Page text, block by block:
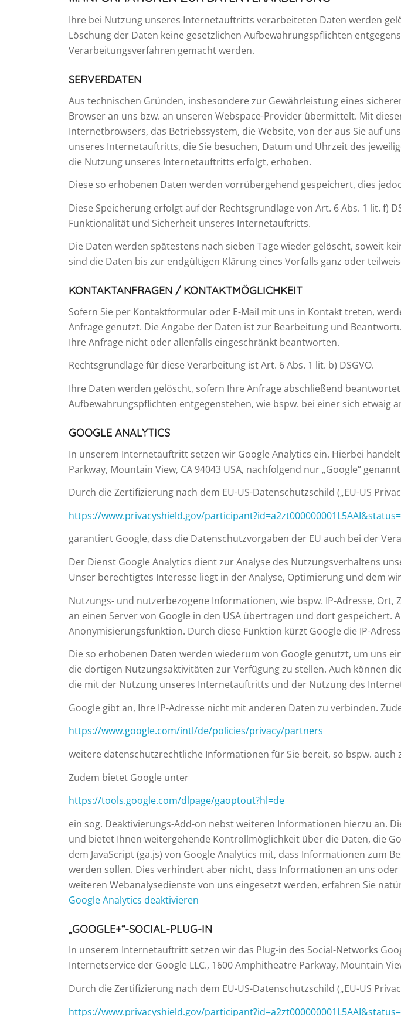
Ihre bei Nutzung unseres Internetauftritts verarbeiteten Daten werden
Löschung der Daten keine gesetzlichen Aufbewahrungspflichten
Verarbeitungsverfahren gemacht werden.
SERVERDATEN
Aus technischen Gründen, insbesondere zur Gewährleistung eines
Browser an uns bzw. an unseren Webspace-Provider übermittelt. Mit
Internetbrowsers, das Betriebssystem, die Website, von der aus Sie auf
unseres Internetauftritts, die Sie besuchen, Datum und Uhrzeit des
die Nutzung unseres Internetauftritts erfolgt, erhoben.
Diese so erhobenen Daten werden vorrübergehend gespeichert, dies
Diese Speicherung erfolgt auf der Rechtsgrundlage von Art. 6 Abs. 1 lit. f)
Funktionalität und Sicherheit unseres Internetauftritts.
Die Daten werden spätestens nach sieben Tage wieder gelöscht, soweit
sind die Daten bis zur endgültigen Klärung eines Vorfalls ganz oder
KONTAKTANFRAGEN / KONTAKTMÖGLICHKEIT
Sofern Sie per Kontaktformular oder E-Mail mit uns in Kontakt treten,
Anfrage genutzt. Die Angabe der Daten ist zur Bearbeitung und
Ihre Anfrage nicht oder allenfalls eingeschränkt beantworten.
Rechtsgrundlage für diese Verarbeitung ist Art. 6 Abs. 1 lit. b) DSGVO.
Ihre Daten werden gelöscht, sofern Ihre Anfrage abschließend
Aufbewahrungspflichten entgegenstehen, wie bspw. bei einer sich etwaig
GOOGLE ANALYTICS
In unserem Internetauftritt setzen wir Google Analytics ein. Hierbei
Parkway, Mountain View, CA 94043 USA, nachfolgend nur „Google“
Durch die Zertifizierung nach dem EU-US-Datenschutzschild („EU-US
https://www.privacyshield.gov/
garantiert Google, dass die Datenschutzvorgaben der EU auch bei der
Der Dienst Google Analytics dient zur Analyse des Nutzungsverhaltens
Unser berechtigtes Interesse liegt in der Analyse, Optimierung und dem
Nutzungs- und nutzerbezogene Informationen, wie bspw. IP-Adresse,
an einen Server von Google in den USA übertragen und dort gespeichert.
Anonymisierungsfunktion. Durch diese Funktion kürzt Google die IP-
Die so erhobenen Daten werden wiederum von Google genutzt, um uns
die dortigen Nutzungsaktivitäten zur Verfügung zu stellen. Auch können
die mit der Nutzung unseres Internetauftritts und der Nutzung des
Google gibt an, Ihre IP-Adresse nicht mit anderen Daten zu verbinden.
https://www.google.com/intl/de/policies/privacy/partners
weitere datenschutzrechtliche Informationen für Sie bereit, so bspw.
Zudem bietet Google unter
https://tools.google.com/dlpage/gaoptout?hl=de
ein sog. Deaktivierungs-Add-on nebst weiteren Informationen hierzu an.
und bietet Ihnen weitergehende Kontrollmöglichkeit über die Daten, die
dem JavaScript (ga.js) von Google Analytics mit, dass Informationen
werden sollen. Dies verhindert aber nicht, dass Informationen an uns
weiteren Webanalysedienste von uns eingesetzt werden, erfahren Sie
Google Analytics deaktivieren
„GOOGLE+“-SOCIAL-PLUG-IN
In unserem Internetauftritt setzen wir das Plug-in des Social-Networks
Internetservice der Google LLC., 1600 Amphitheatre Parkway, Mountain
Durch die Zertifizierung nach dem EU-US-Datenschutzschild („EU-US
https://www.privacyshield.gov/